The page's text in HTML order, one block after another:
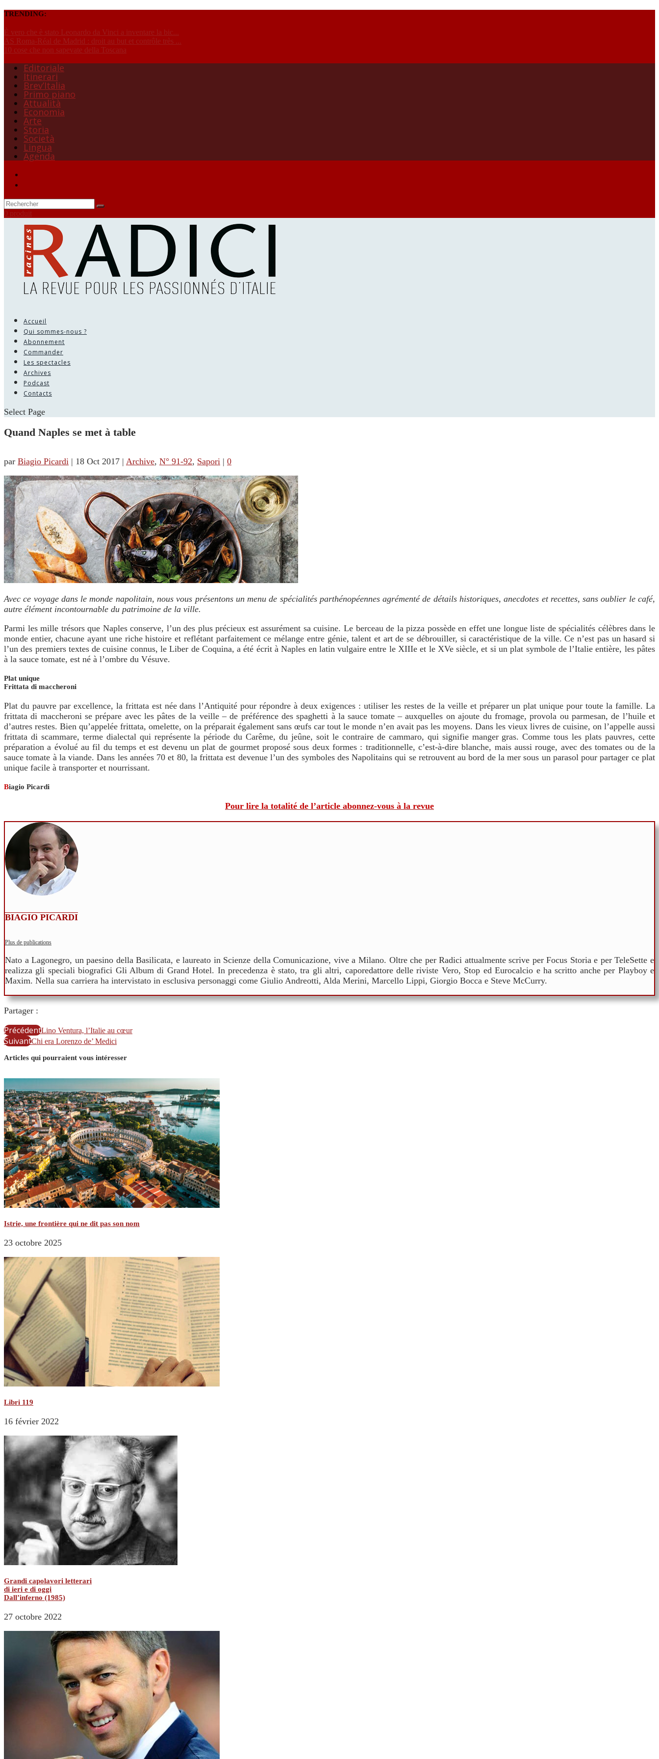
TRENDING:
È vero che è stato Leonardo da Vinci a inventare la bic...
AS Roma-Réal de Madrid : droit au but et contrôle très ...
10 cose che non sapevate della Toscana
Editoriale
Itinerari
Brev’Italia
Primo piano
Attualità
Economia
Arte
Storia
Società
Lingua
Agenda
0 produit
Accueil
Qui sommes-nous ?
Abonnement
Commander
Les spectacles
Archives
Podcast
Contacts
Select Page
Quand Naples se met à table
par Biagio Picardi | 18 Oct 2017 | Archive, N° 91-92, Sapori | 0
Avec ce voyage dans le monde napolitain, nous vous présentons un menu de spécialités parthénopéennes agrémenté de détails historiques, anecdotes et recettes, sans oublier le café,
autre élément incontournable du patrimoine de la ville.
Parmi les mille trésors que Naples conserve, l’un des plus précieux est assurément sa cuisine. Le berceau de la pizza possède en effet une longue liste de spécialités célèbres dans le
monde entier, chacune ayant une riche histoire et reflétant parfaitement ce mélange entre génie, talent et art de se débrouiller, si caractéristique de la ville. Ce n’est pas un hasard si
l’un des premiers textes de cuisine connus, le Liber de Coquina, a été écrit à Naples en latin vulgaire entre le XIIIe et le XVe siècle, et si un plat symbole de l’Italie entière, les pâtes
à la sauce tomate, est né à l’ombre du Vésuve.
Plat unique
Frittata di maccheroni
Plat du pauvre par excellence, la frittata est née dans l’Antiquité pour répondre à deux exigences : utiliser les restes de la veille et préparer un plat unique pour toute la famille. La
frittata di maccheroni se prépare avec les pâtes de la veille – de préférence des spaghetti à la sauce tomate – auxquelles on ajoute du fromage, provola ou parmesan, de l’huile et
d’autres restes. Bien qu’appelée frittata, omelette, on la préparait également sans œufs car tout le monde n’en avait pas les moyens. Dans les vieux livres de cuisine, on l’appelle aussi
frittata di scammare, terme dialectal qui représente la période du Carême, du jeûne, soit le contraire de cammaro, qui signifie manger gras. Comme tous les plats pauvres, cette
préparation a évolué au fil du temps et est devenu un plat de gourmet proposé sous deux formes : traditionnelle, c’est-à-dire blanche, mais aussi rouge, avec des tomates ou de la
sauce tomate à la viande. Dans les années 70 et 80, la frittata est devenue l’un des symboles des Napolitains qui se retrouvent au bord de la mer sous un parasol pour partager ce plat
unique facile à transporter et nourrissant.
Biagio Picardi
Pour lire la totalité de l’article abonnez-vous à la revue
BIAGIO PICARDI
Plus de publications
Nato a Lagonegro, un paesino della Basilicata, e laureato in Scienze della Comunicazione, vive a Milano. Oltre che per Radici attualmente scrive per Focus Storia e per TeleSette e
realizza gli speciali biografici Gli Album di Grand Hotel. In precedenza è stato, tra gli altri, caporedattore delle riviste Vero, Stop ed Eurocalcio e ha scritto anche per Playboy e
Maxim. Nella sua carriera ha intervistato in esclusiva personaggi come Giulio Andreotti, Alda Merini, Marcello Lippi, Giorgio Bocca e Steve McCurry.
Partager :
PrécédentLino Ventura, l’Italie au cœur
SuivantChi era Lorenzo de’ Medici
Articles qui pourraient vous intéresser
Istrie, une frontière qui ne dit pas son nom
23 octobre 2025
Libri 119
16 février 2022
Grandi capolavori letterari
di ieri e di oggi
Dall’inferno (1985)
27 octobre 2022